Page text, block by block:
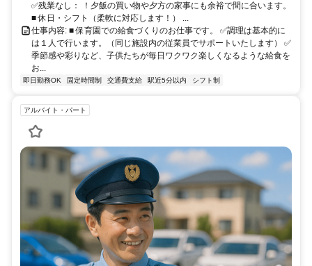
✅残業なし： ！夕飯の買い物や夕方の家事にも余裕で間に合います。
■ 休日・シフト（柔軟に対応します！） ...
仕事内容: ■ 保育園での給食づくりのお仕事です。 ✅調理は基本的に
は１人で行います。（同じ施設内の従業員でサポートいたします） ✅
季節感や彩りなど、子供たちが毎日ワクワク楽しくなるような給食を
お...
即日勤務OK 固定時間制 交通費支給 駅近5分以内 シフト制
アルバイト・パート